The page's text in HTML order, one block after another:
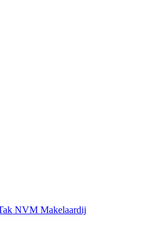
NVM Makelaardij